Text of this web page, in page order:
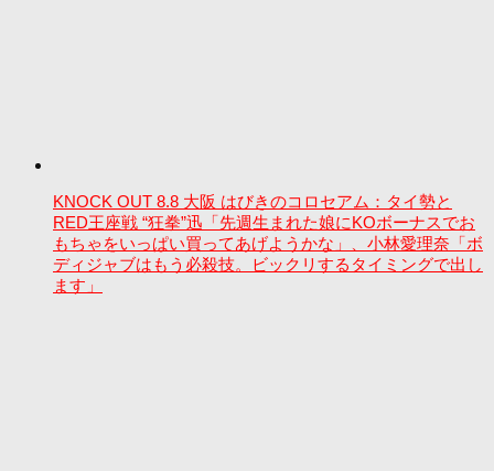
KNOCK OUT 8.8 大阪 はびきのコロセアム：タイ勢と
RED王座戦 “狂拳”迅「先週生まれた娘にKOボーナスでお
もちゃをいっぱい買ってあげようかな」、小林愛理奈「ボ
ディジャブはもう必殺技。ビックリするタイミングで出し
ます」